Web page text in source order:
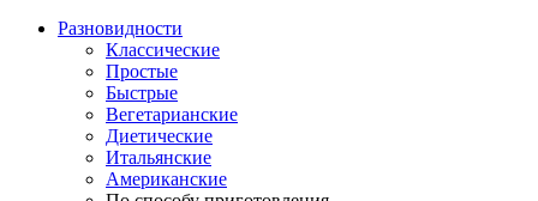
Разновидности
Классические
Простые
Быстрые
Вегетарианские
Диетические
Итальянские
Американские